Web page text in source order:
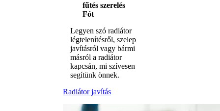
fűtés szerelés
Fót
Legyen szó radiátor
légtelenítésről, szelep
javításról vagy bármi
másról a radiátor
kapcsán, mi szívesen
segítünk önnek.
Radiátor javítás